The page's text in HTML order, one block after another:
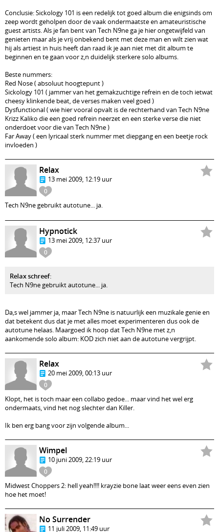
Conclusie: Sickology 101 is een redelijk tot goed album die enigsinds om
zeep wordt geholpen door de vaak ondermaatste en amateuristische
guest artists. Als je fan bent van Tech N9ne ga je hier ongetwijfeld van
genieten maar als je vrij onbekend bent met deze man en wilt zien wat
hij als artiest in huis heeft dan raad ik je aan niet met dit album te
beginnen en te gaan voor z,n duidelijk sterkere solo albums.
Beste nummers:
Red Nose ( absoluut hoogtepunt )
Sickology 101 ( jammer van het gemakzuchtige refrein en de toch ietwat
cheesy klinkende beat, de verses maken veel goed )
Dysfunctional ( wie hier vooral opvalt is de rechterhand van Tech N9ne
Krizz Kaliko die een goed refrein neerzet en een sterke verse die niet
onderdoet voor die van Tech N9ne )
Far Away ( een lyricaal sterk nummer met diepgang en een beetje rock
invloeden )
0
Relax
13 mei 2009, 12:19 uur
Tech N9ne gebruikt autotune... ja.
0
Hypnotick
13 mei 2009, 12:37 uur
Relax schreef:
Tech N9ne gebruikt autotune... ja.
Da,s wel jammer ja, maar Tech N9ne is natuurlijk een muzikale genie en
dat betekent dus dat je met alles moet experimenteren dus ook de
autotune helaas. Maargoed ik hoop dat Tech N9ne met z,n
aankomende solo album: KOD zich niet aan de autotune vergrijpt.
0
Relax
20 mei 2009, 00:13 uur
Klopt, het is toch maar een collabo gedoe... maar vind het wel erg
ondermaats, vind het nog slechter dan Killer.
Ik ben erg bang voor zijn volgende album...
0
Wimpel
10 juni 2009, 22:19 uur
Midwest Choppers 2: hell yeah!!!! krayzie bone laat weer eens even zien
hoe het moet!
No Surrender
11 juli 2009, 11:49 uur